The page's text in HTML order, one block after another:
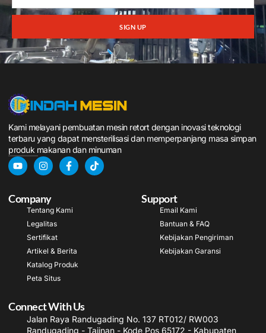
SIGN UP
Kami melayani pembuatan mesin retort dengan inovasi teknologi
terbaru yang dapat mensterilisasi dan memperpanjang masa simpan
produk makanan dan minuman
Company
Tentang Kami
Legalitas
Sertifikat
Artikel & Berita
Katalog Produk
Peta Situs
Support
Email Kami
Bantuan & FAQ
Kebijakan Pengiriman
Kebijakan Garansi
Connect With Us
Jalan Raya Randugading No. 137 RT012/ RW003
Randugading - Tajinan - Kode Pos 65172 - Kabupaten